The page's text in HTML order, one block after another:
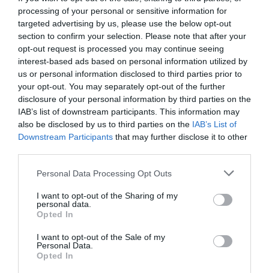
processing of your personal or sensitive information for
targeted advertising by us, please use the below opt-out
section to confirm your selection. Please note that after your
opt-out request is processed you may continue seeing
interest-based ads based on personal information utilized by
us or personal information disclosed to third parties prior to
your opt-out. You may separately opt-out of the further
disclosure of your personal information by third parties on the
IAB’s list of downstream participants. This information may
also be disclosed by us to third parties on the IAB’s List of
Downstream Participants that may further disclose it to other
Please note that this website/app uses one or more Google
not limited to your visit or usage behaviour. You may click to
grant or deny consent to Google and its third-party tags to
use your data for below specified purposes in below Google
consent section.
Personal Data Processing Opt Outs
I want to opt-out of the Sharing of my
personal data.
Opted In
I want to opt-out of the Sale of my
Personal Data.
Opted In
Informatica |Periferiche di rete |
Adattatori di Rete |Adattatori USB
wireless
in offerta 24,21€
UGREEN Adattatore Ethernet
USB C 2.5G RJ45 Alluminio
Lan Adapter | Compatibile con
iPad Pro Air Galaxy S24 S23
Informatica |Accessori | Cavi e
accessori
Cavi Cavi USB
9,27€
Cavo USB C [2 Pezzi,2m]
Cavo Tipo C di Ricarica
Rapida per i phone 15 Plus
Pro Max,Samsung Galaxy
ny,Xiaomi,Hua wei,Google
USB-C-grigio